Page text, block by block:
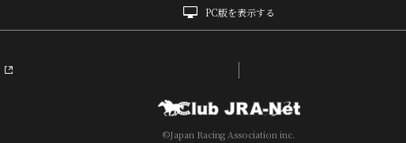
PC版を表示する
©Japan Racing Association inc.